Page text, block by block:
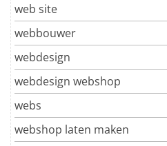
web site
webbouwer
webdesign
webdesign webshop
webs
webshop laten maken